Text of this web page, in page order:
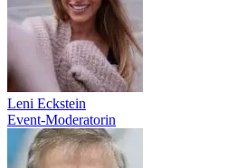
Leni Eckstein
Event-Moderatorin